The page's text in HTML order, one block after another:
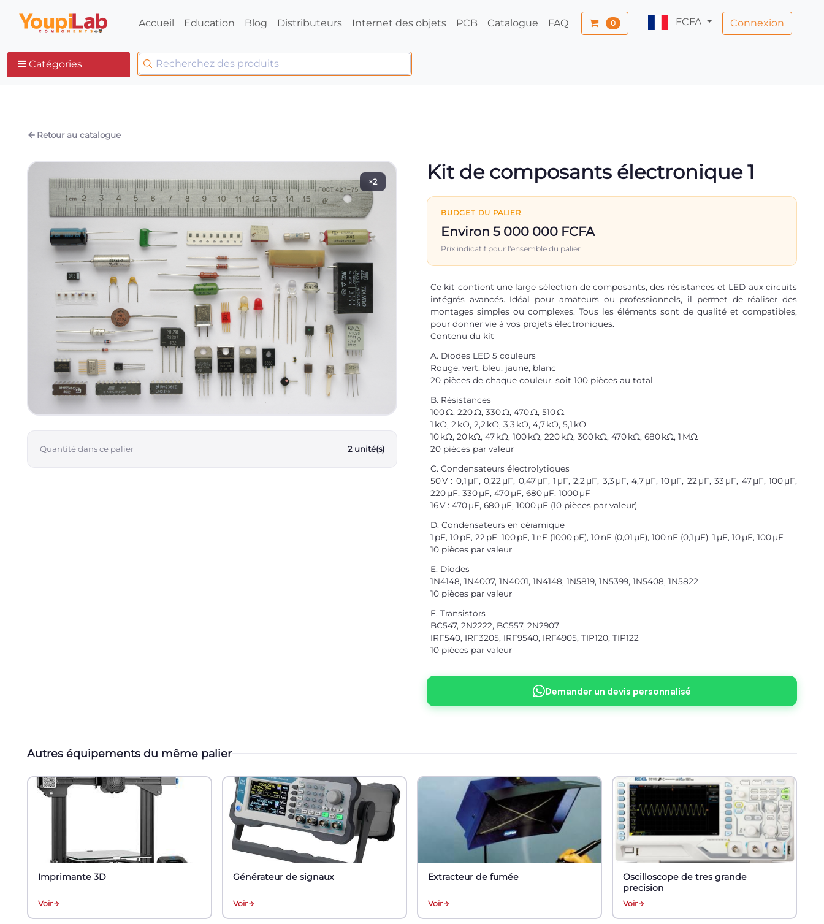
Accueil Education Blog Distributeurs Internet des objets PCB Catalogue FAQ 0 FCFA Connexion
Catégories
Retour au catalogue
×2
Quantité dans ce palier 2 unité(s)
Kit de composants électronique 1
BUDGET DU PALIER
Environ 5 000 000 FCFA
Prix indicatif pour l'ensemble du palier
Ce kit contient une large sélection de composants, des résistances et LED aux circuits
intégrés avancés. Idéal pour amateurs ou professionnels, il permet de réaliser des
montages simples ou complexes. Tous les éléments sont de qualité et compatibles,
pour donner vie à vos projets électroniques.
Contenu du kit
A. Diodes LED 5 couleurs
Rouge, vert, bleu, jaune, blanc
20 pièces de chaque couleur, soit 100 pièces au total
B. Résistances
100 Ω, 220 Ω, 330 Ω, 470 Ω, 510 Ω
1 kΩ, 2 kΩ, 2,2 kΩ, 3,3 kΩ, 4,7 kΩ, 5,1 kΩ
10 kΩ, 20 kΩ, 47 kΩ, 100 kΩ, 220 kΩ, 300 kΩ, 470 kΩ, 680 kΩ, 1 MΩ
20 pièces par valeur
C. Condensateurs électrolytiques
50 V : 0,1 µF, 0,22 µF, 0,47 µF, 1 µF, 2,2 µF, 3,3 µF, 4,7 µF, 10 µF, 22 µF, 33 µF, 47 µF, 100 µF,
220 µF, 330 µF, 470 µF, 680 µF, 1000 µF
16 V : 470 µF, 680 µF, 1000 µF (10 pièces par valeur)
D. Condensateurs en céramique
1 pF, 10 pF, 22 pF, 100 pF, 1 nF (1000 pF), 10 nF (0,01 µF), 100 nF (0,1 µF), 1 µF, 10 µF, 100 µF
10 pièces par valeur
E. Diodes
1N4148, 1N4007, 1N4001, 1N4148, 1N5819, 1N5399, 1N5408, 1N5822
10 pièces par valeur
F. Transistors
BC547, 2N2222, BC557, 2N2907
IRF540, IRF3205, IRF9540, IRF4905, TIP120, TIP122
10 pièces par valeur
Demander un devis personnalisé
Autres équipements du même palier
Imprimante 3D
Voir
Générateur de signaux
Voir
Extracteur de fumée
Voir
Oscilloscope de tres grande
precision
Voir